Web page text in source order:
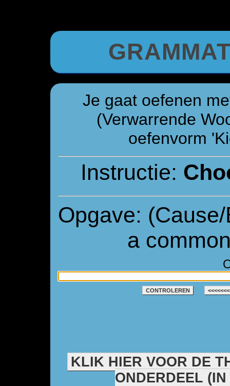
Je gaat oefenen
(Verwarrende
oefenvorm
Instructie:
Opgave:
a
CONTROLEREN
KLIK HIER VOOR DE
ONDERDEEL